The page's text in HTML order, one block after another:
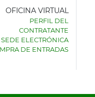
OFICINA VIRTUAL
PERFIL DEL
CONTRATANTE
SEDE ELECTRÓNICA
DE ENTRADAS